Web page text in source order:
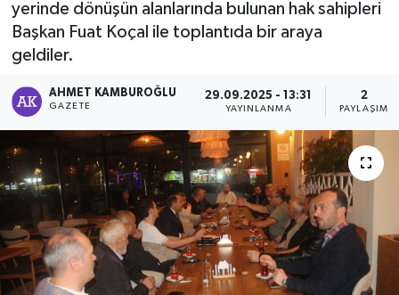
yerinde dönüşün alanlarında bulunan hak sahipleri
Başkan Fuat Koçal ile toplantıda bir araya
geldiler.
AHMET KAMBUROĞLU
GAZETE
29.09.2025 - 13:31
YAYINLANMA
2
PAYLAŞIM